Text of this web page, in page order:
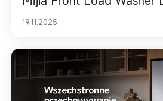
19.11.2025